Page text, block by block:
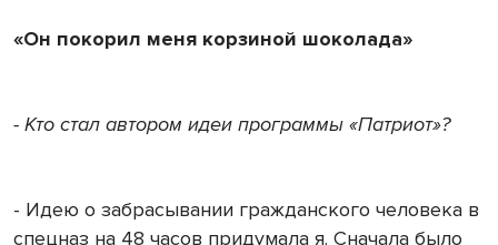
«Он покорил меня корзиной шоколада»
- Кто стал автором идеи программы «Патриот»?
- Идею о забрасывании гражданского человека в
спецназ на 48 часов придумала я. Сначала было